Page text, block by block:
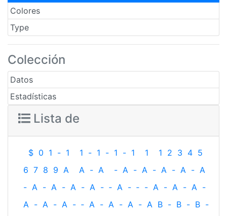
Colores
Type
Colección
Datos
Estadísticas
Lista de
$ 0 1 - 1 1 - 1 - 1 - 1 1 1 2 3 4 5
6 7 8 9 A A - A - A - A - A - A - A
- A - A - A - A - ‐ A - ‐ - A - A - A -
A - A - A - ‐ A - A - A - A B - B - B -